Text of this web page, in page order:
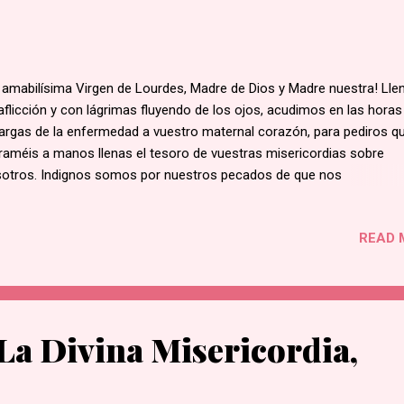
amabilísima Virgen de Lourdes, Madre de Dios y Madre nuestra!
y con lágrimas fluyendo de los ojos, acudimos en las horas
de la enfermedad a vuestro maternal corazón, para pediros
a manos llenas el tesoro de vuestras misericordias sobre
Indignos somos por nuestros pecados de que nos
de Vos.¡Madre tierna! ¡Madre bondadosa! ¡Madre
de Lourdes, S anando tantas víctimas del dolor, guardad
mirada de bendición para nuestro pobre enfermo… Alcanzadle de
de Dios. Pero mucho más alcanzadnos a todos el perdón de
pecados, paciencia y resignación en los sufrimientos y sobre
READ
Divina Misericordia,